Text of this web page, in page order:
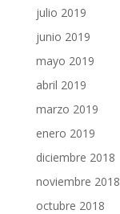
julio 2019
junio 2019
mayo 2019
abril 2019
marzo 2019
enero 2019
diciembre 2018
noviembre 2018
octubre 2018